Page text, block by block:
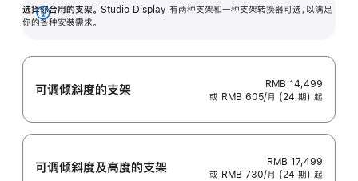
选择你合用的支架。 Studio Display 有两种支架和一种支架转换器可选，以满足
你的各种安装需求。
展
可调倾斜度的支架
RMB 14,499
或 RMB 605/月 (24 期) 起
可调倾斜度及高‍度的支‍架
RMB 17,499
或 RMB 730/月 (24 期) 起